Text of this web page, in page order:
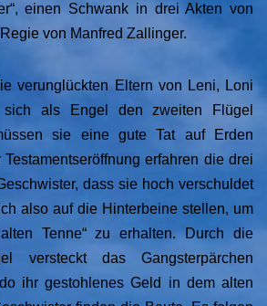
einen Schwank in drei Akten von
von Manfred Zallinger.
verunglückten Eltern von Leni, Loni
als Engel den zweiten Flügel
sie eine gute Tat auf Erden
erfahren die drei
dass sie hoch verschuldet
also auf die Hinterbeine stellen, um
Tenne“ zu erhalten. Durch die
versteckt das Gangsterpärchen
ihr gestohlenes Geld in dem alten